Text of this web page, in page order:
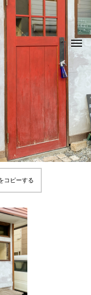
in
travel.yamatohito.jp/wp-
on line 535
コピーする